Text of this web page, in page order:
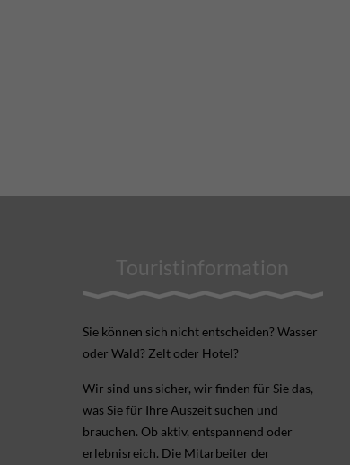
Touristinformation
Sie können sich nicht ent­scheiden? Wasser
oder Wald? Zelt oder Hotel?
Wir sind uns sicher, wir finden für Sie das,
was Sie für Ihre Aus­zeit suchen und
brauchen. Ob aktiv, ent­spannend oder
erlebnis­reich. Die Mitarbeiter der